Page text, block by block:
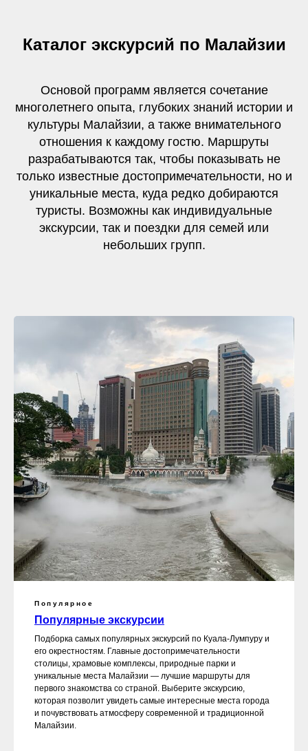
Каталог экскурсий по Малайзии
Основой программ является сочетание
многолетнего опыта, глубоких знаний истории и
культуры Малайзии, а также внимательного
отношения к каждому гостю. Маршруты
разрабатываются так, чтобы показывать не
только известные достопримечательности, но и
уникальные места, куда редко добираются
туристы. Возможны как индивидуальные
экскурсии, так и поездки для семей или
небольших групп.
Популярное
Популярные экскурсии
Подборка самых популярных экскурсий по Куала-Лумпуру и
его окрестностям. Главные достопримечательности
столицы, храмовые комплексы, природные парки и
уникальные места Малайзии — лучшие маршруты для
первого знакомства со страной. Выберите экскурсию,
которая позволит увидеть самые интересные места города
и почувствовать атмосферу современной и традиционной
Малайзии.